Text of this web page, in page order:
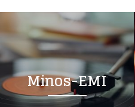
Minos-EMI